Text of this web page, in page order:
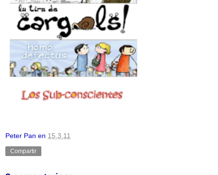
Peter Pan en 15.3.11
Compartir